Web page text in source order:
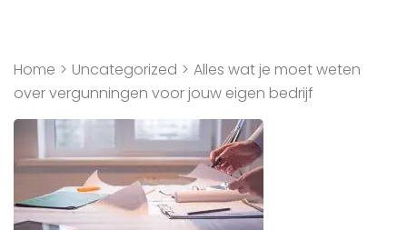
Home > Uncategorized > Alles wat je moet weten
over vergunningen voor jouw eigen bedrijf